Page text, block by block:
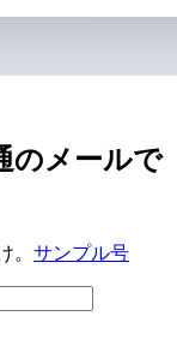
のメールで
。 サンプル号